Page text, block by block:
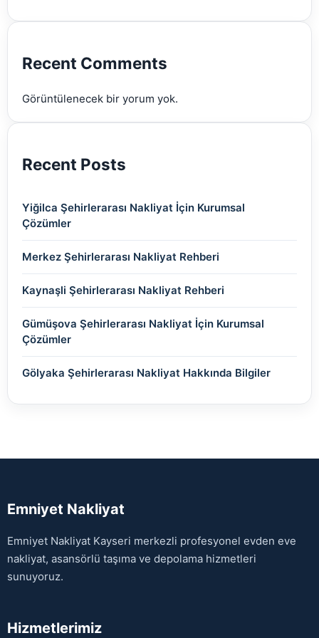
(2)(2)
(2)
Recent Comments
Görüntülenecek bir yorum yok.
Recent Posts
Yiğilca Şehirlerarası Nakliyat İçin Kurumsal
Çözümler
Merkez Şehirlerarası Nakliyat Rehberi
Kaynaşli Şehirlerarası Nakliyat Rehberi
Gümüşova Şehirlerarası Nakliyat İçin Kurumsal
Çözümler
Gölyaka Şehirlerarası Nakliyat Hakkında Bilgiler
Emniyet Nakliyat
Emniyet Nakliyat Kayseri merkezli profesyonel evden eve
nakliyat, asansörlü taşıma ve depolama hizmetleri
sunuyoruz.
Hizmetlerimiz